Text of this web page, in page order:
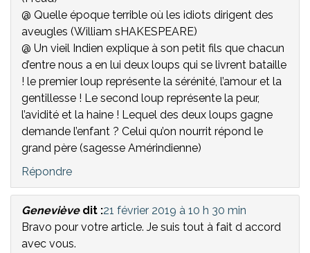
@ Quelle époque terrible où les idiots dirigent des
aveugles (William sHAKESPEARE)
@ Un vieil Indien explique à son petit fils que chacun
d’entre nous a en lui deux loups qui se livrent bataille
! le premier loup représente la sérénité, l’amour et la
gentillesse ! Le second loup représente la peur,
l’avidité et la haine ! Lequel des deux loups gagne
demande l’enfant ? Celui qu’on nourrit répond le
grand père (sagesse Amérindienne)
Répondre
Geneviève dit :21 février 2019 à 10 h 30 min
Bravo pour votre article. Je suis tout à fait d accord
avec vous.